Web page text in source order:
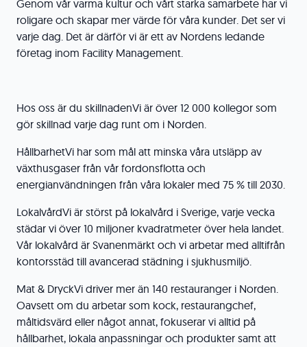
Genom vår varma kultur och vårt starka samarbete har vi
roligare och skapar mer värde för våra kunder. Det ser vi
varje dag. Det är därför vi är ett av Nordens ledande
företag inom Facility Management.
Hos oss är du skillnadenVi är över 12 000 kollegor som
gör skillnad varje dag runt om i Norden.
HållbarhetVi har som mål att minska våra utsläpp av
växthusgaser från vår fordonsflotta och
energianvändningen från våra lokaler med 75 % till 2030.
LokalvårdVi är störst på lokalvård i Sverige, varje vecka
städar vi över 10 miljoner kvadratmeter över hela landet.
Vår lokalvård är Svanenmärkt och vi arbetar med alltifrån
kontorsstäd till avancerad städning i sjukhusmiljö.
Mat & DryckVi driver mer än 140 restauranger i Norden.
Oavsett om du arbetar som kock, restaurangchef,
måltidsvärd eller något annat, fokuserar vi alltid på
hållbarhet, lokala anpassningar och produkter samt att